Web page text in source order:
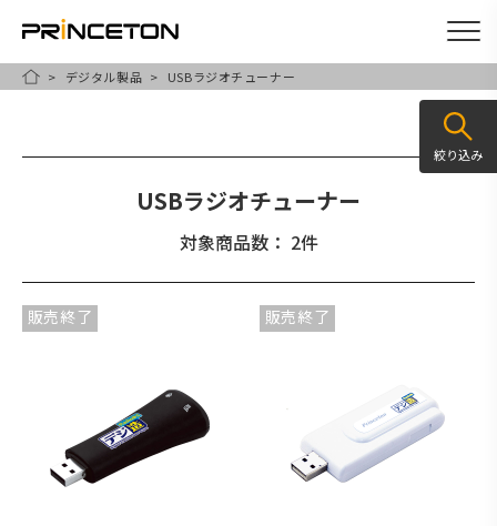
HOMEデジタル製品 USBラジオチューナー
USBラジオチューナー
対象商品数： 2件
販売終了 販売終了
絞り込み